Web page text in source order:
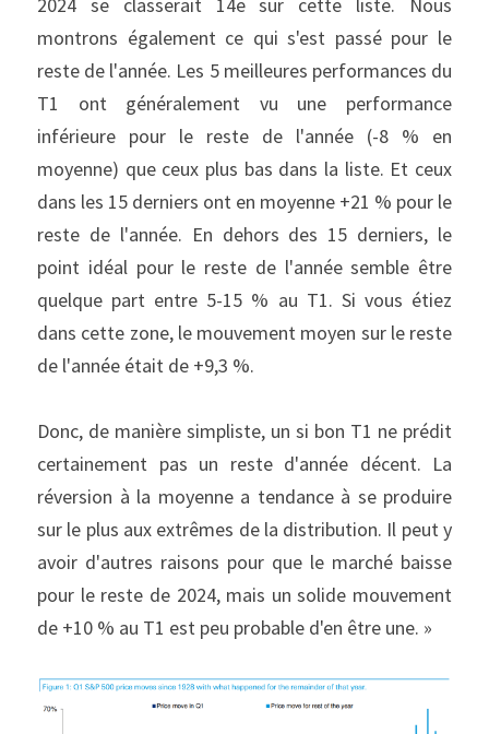
montrons également ce qui s'est passé pour le
reste de l'année. Les 5 meilleures performances du
T1 ont généralement vu une performance
inférieure pour le reste de l'année (-8 % en
moyenne) que ceux plus bas dans la liste. Et ceux
dans les 15 derniers ont en moyenne +21 % pour le
reste de l'année. En dehors des 15 derniers, le
point idéal pour le reste de l'année semble être
quelque part entre 5-15 % au T1. Si vous étiez
dans cette zone, le mouvement moyen sur le reste
de l'année était de +9,3 %.
Donc, de manière simpliste, un si bon T1 ne prédit
certainement pas un reste d'année décent. La
réversion à la moyenne a tendance à se produire
sur le plus aux extrêmes de la distribution. Il peut y
avoir d'autres raisons pour que le marché baisse
pour le reste de 2024, mais un solide mouvement
de +10 % au T1 est peu probable d'en être une. »